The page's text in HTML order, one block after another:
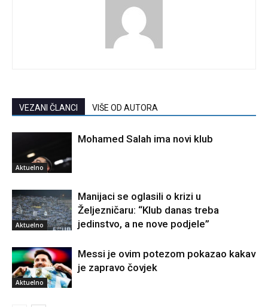
VEZANI ČLANCI VIŠE OD AUTORA
Aktuelno
Mohamed Salah ima novi klub
Aktuelno
Manijaci se oglasili o krizi u
Željezničaru: “Klub danas treba
jedinstvo, a ne nove podjele”
Aktuelno
Messi je ovim potezom pokazao kakav
je zapravo čovjek